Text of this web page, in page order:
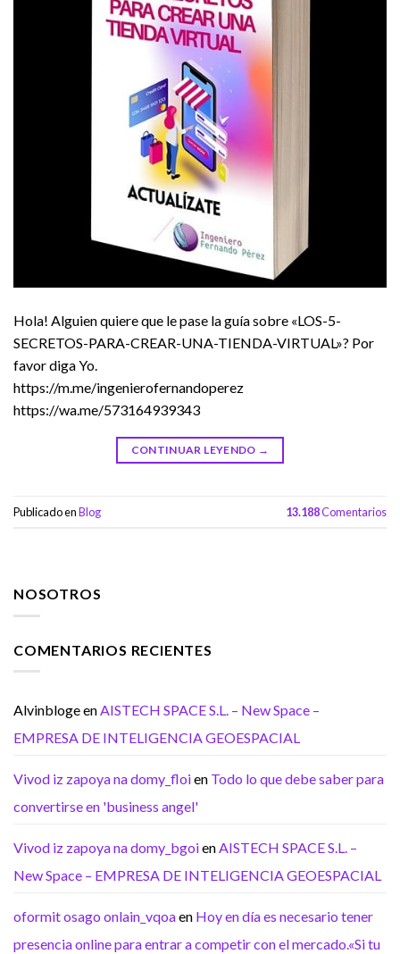
Hola! Alguien quiere que le pase la guía sobre «LOS-5-
SECRETOS-PARA-CREAR-UNA-TIENDA-VIRTUAL»? Por
favor diga Yo.
https://m.me/ingenierofernandoperez
https://wa.me/573164939343
CONTINUAR LEYENDO →
Publicado enBlog 13.188Comentarios
NOSOTROS
COMENTARIOS RECIENTES
AlvinblogeenAISTECH SPACE S.L. – New Space –
EMPRESA DE INTELIGENCIA GEOESPACIAL
Vivod iz zapoya na domy_floien Todo lo que debe saber para
convertirse en 'business angel'
Vivod iz zapoya na domy_bgoienAISTECH SPACE S.L. –
New Space – EMPRESA DE INTELIGENCIA GEOESPACIAL
oformit osago onlain_vqoaen Hoy en día es necesario tener
presencia online para entrar a competir con el mercado.«Si tu